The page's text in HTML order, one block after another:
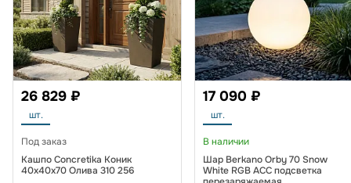
26 829 ₽
шт.
Под заказ
Кашпо Concretika Коник
40x40x70 Олива 310 256
17 090 ₽
шт.
В наличии
Шар Berkano Orby 70 Snow
White RGB ACC подсветка